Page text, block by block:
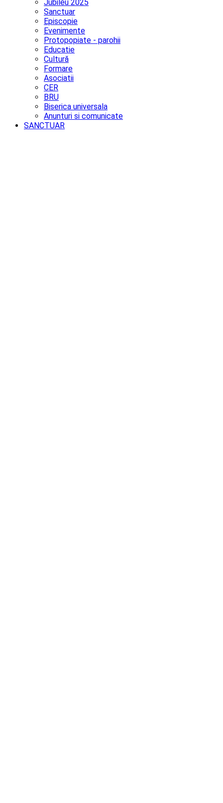
Jubileu 2025
Sanctuar
Episcopie
Evenimente
Protopopiate - parohii
Educatie
Cultură
Formare
Asociatii
CER
BRU
Biserica universala
Anunturi si comunicate
SANCTUAR